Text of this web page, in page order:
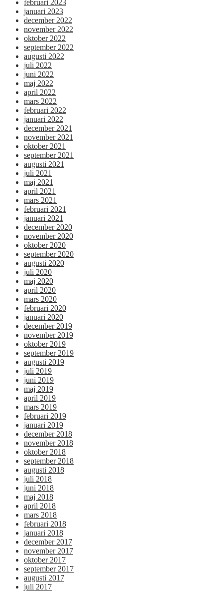
februari 2023
januari 2023
december 2022
november 2022
oktober 2022
september 2022
augusti 2022
juli 2022
juni 2022
maj 2022
april 2022
mars 2022
februari 2022
januari 2022
december 2021
november 2021
oktober 2021
september 2021
augusti 2021
juli 2021
maj 2021
april 2021
mars 2021
februari 2021
januari 2021
december 2020
november 2020
oktober 2020
september 2020
augusti 2020
juli 2020
maj 2020
april 2020
mars 2020
februari 2020
januari 2020
december 2019
november 2019
oktober 2019
september 2019
augusti 2019
juli 2019
juni 2019
maj 2019
april 2019
mars 2019
februari 2019
januari 2019
december 2018
november 2018
oktober 2018
september 2018
augusti 2018
juli 2018
juni 2018
maj 2018
april 2018
mars 2018
februari 2018
januari 2018
december 2017
november 2017
oktober 2017
september 2017
augusti 2017
juli 2017